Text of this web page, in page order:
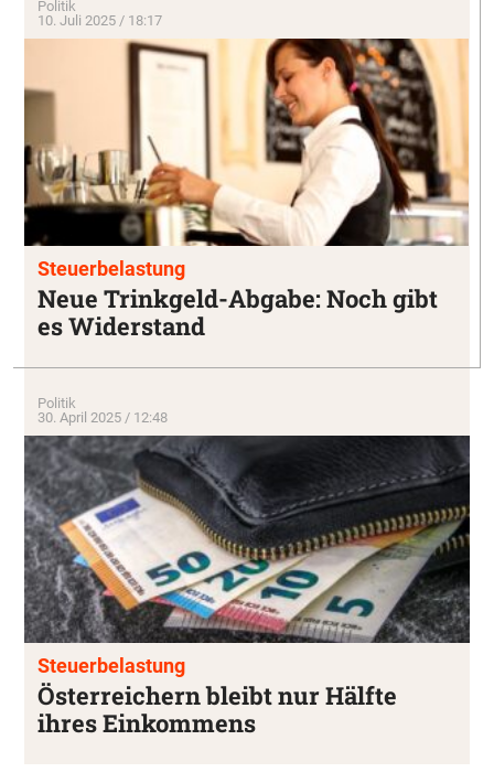
Politik
10. Juli 2025 / 18:17
Steuerbelastung
Neue Trinkgeld-Abgabe: Noch gibt
es Widerstand
Politik
30. April 2025 / 12:48
Steuerbelastung
Österreichern bleibt nur Hälfte
ihres Einkommens